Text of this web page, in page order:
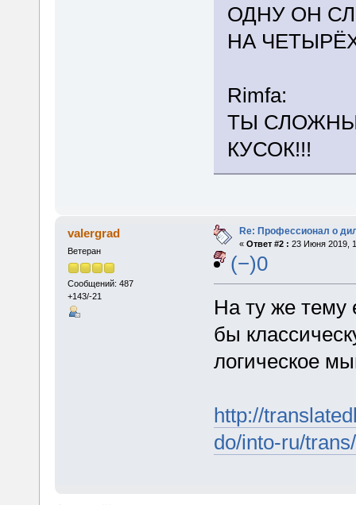
ОДНУ ОН
НА
Rimfa:
ТЫ
КУСОК!!!
valergrad
Ветеран
Сообщений: 487
+143/-21
Re: Профессионал о
« Ответ #2 : 23 Июня 2019,
(−)0
На ту же тему
бы
логическое
http://
do/into-ru/trans/